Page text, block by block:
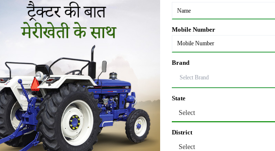
किलोग्राम है।
की कीमत 5.75-6.48 लाख रूपए है।
टॉप 5 ट्रैक्टर
आप अपनी खेती के कार्यों को आसानी से कर सकते है।
में आपको शक्तिशाली इंजन मिल जाता है जिससे की आप आसानी से सभी कार्य कर सकते है।
Constant Mesh ट्रांसमिशन मिल जाता है साथ में इसमें आपको 8 Forward + 2 Reverse गियर्स मिलते है।
immersed Brakes प्रदान करती है।
किलोग्राम है।
की कीमत 6.18-7.17 लाख रूपए है।
Mobile Number
Brand
State
Select
District
Select